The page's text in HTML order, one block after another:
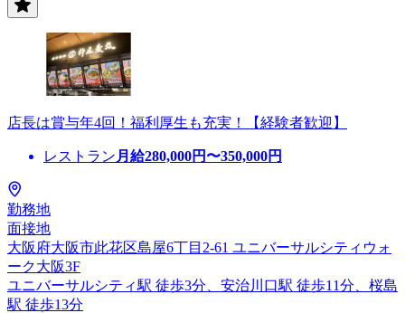
店長は賞与年4回！福利厚生も充実！【経験者歓迎】
レストラン 月給280,000円〜350,000円
勤務地
面接地
大阪府大阪市此花区島屋6丁目2-61 ユニバーサルシティウォ
ーク大阪3F
ユニバーサルシティ駅 徒歩3分、安治川口駅 徒歩11分、桜島
駅 徒歩13分